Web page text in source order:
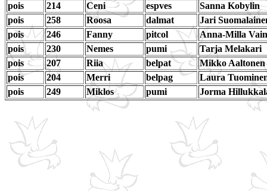
pois
214 Ceni espves
Sanna Kobylin
pois
258 Roosa dalmat
Jari
pois
246 Fanny pitcol
Anna-Milla
pois
230 Nemes pumi
Tarja Melakari
pois
207 Riia belpat
Mikko Aaltonen
pois
204 Merri belpag
Laura
pois
249 Miklos pumi Jorma